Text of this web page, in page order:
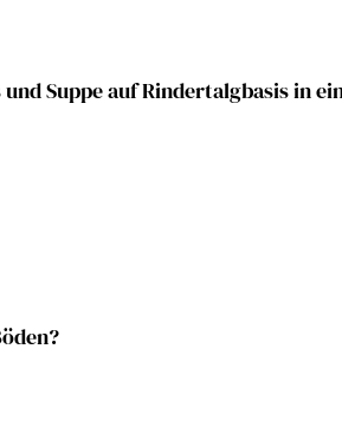
Suppe auf Rindertalgbasis in